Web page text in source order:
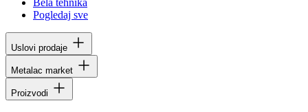
Pogledaj sve
Uslovi prodaje
Metalac market
Proizvodi